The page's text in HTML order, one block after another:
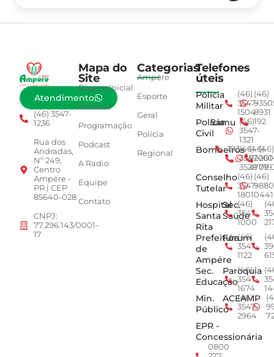
Atendimento
(46) 3547-
1236
Rua dos
Andradas,
Nº 249,
Centro
Ampére -
PR | CEP
85640-028
CNPJ:
77.296.143/0001-
17
Mapa do
Site
Página Inicial
Notícias
Programação
Podcast
A Radio
Equipe
Contato
Categorias
Ampére
Esporte
Geral
Polícia
Regional
Telefones
úteis
Polícia
Militar
(46)
3547-
1504
(46)
8931
Polícia
Civil
Samu (46)
3547-
1321
192
Bombeiros
193(46)
3547-
3528
(46)
4779
(46)
Conselho
Tutelar
(46)
3547-
1801
(46)
0441
Hospital
Santa
Rita
Sec.
Saúde
(46)
3547-
1000
Prefeitura
de
Ampére
Fórum
(46)
3547-
1122
Sec.
Educação
Paroquia
(46)
3547-
1674
Min.
Público
ACEAMP
(46)
3547-
2964
EPR -
Concessionária
0800